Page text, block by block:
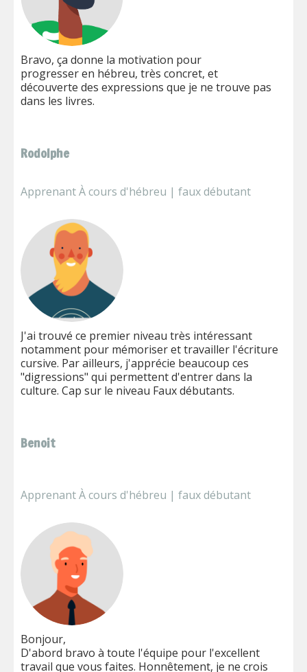
Bravo, ça donne la motivation pour
progresser en hébreu, très concret, et
découverte des expressions que je ne trouve pas
dans les livres.
Rodolphe
Apprenant À cours d'hébreu | faux débutant
J'ai trouvé ce premier niveau très intéressant
notamment pour mémoriser et travailler l'écriture
cursive. Par ailleurs, j'apprécie beaucoup ces
"digressions" qui permettent d'entrer dans la
culture. Cap sur le niveau Faux débutants.
Benoit
Apprenant À cours d'hébreu | faux débutant
Bonjour,
D'abord bravo à toute l'équipe pour l'excellent
travail que vous faites. Honnêtement, je ne crois